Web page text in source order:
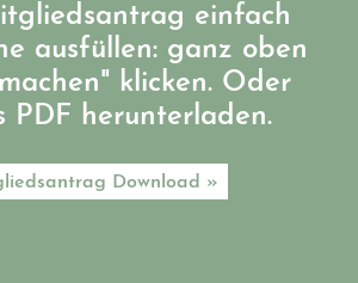
einfach
ausfüllen: ganz oben
klicken. Oder
PDF herunterladen.
Download »